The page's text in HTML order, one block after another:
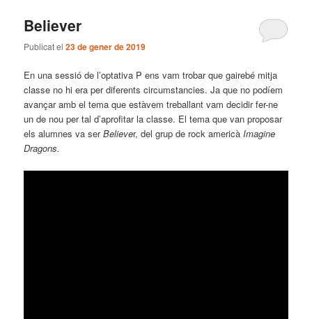
Believer
Publicat el23 de gener de 2019
En una sessió de l’optativa P ens vam trobar que gairebé mitja
classe no hi era per diferents circumstancies. Ja que no podíem
avançar amb el tema que estàvem treballant vam decidir fer-ne
un de nou per tal d’aprofitar la classe. El tema que van proposar
els alumnes va serBeliever, del grup de rock americàImagine
Dragons.